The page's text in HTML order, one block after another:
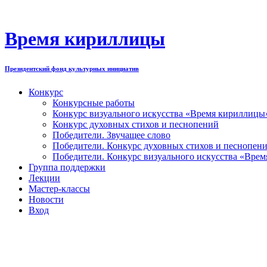
содержимому
Время кириллицы
Президентский фонд культурных инициатив
Конкурс
Конкурсные работы
Конкурс визуального искусства «Время
Конкурс духовных стихов и песнопений
Победители. Звучащее слово
Победители. Конкурс духовных стихов и
Победители. Конкурс визуального искусства
Группа поддержки
Лекции
Мастер-классы
Новости
Вход